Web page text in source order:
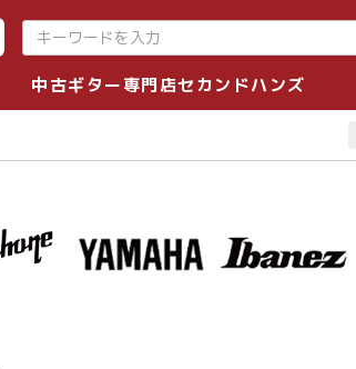
中古ギター専門店セカンドハンズ